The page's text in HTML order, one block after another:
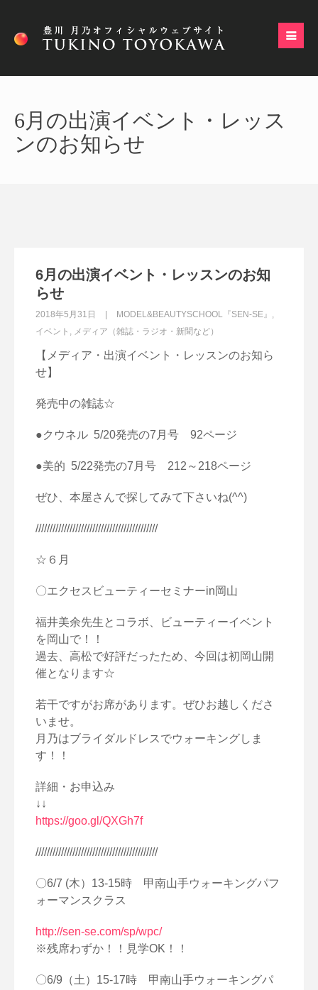
6月の出演イベント・レッス
ンのお知らせ
6月の出演イベント・レッスンのお知
らせ
2018年5月31日 MODEL&BEAUTYSCHOOL『SEN-SE』 ,
イベント , メディア（雑誌・ラジオ・新聞など）
【メディア・出演イベント・レッスンのお知ら
せ】
発売中の雑誌☆
●クウネル 5/20発売の7月号 92ページ
●美的 5/22発売の7月号 212～218ページ
ぜひ、本屋さんで探してみて下さいね(^^)
///////////////////////////////////////////
☆６月
〇エクセスビューティーセミナーin岡山
福井美余先生とコラボ、ビューティーイベント
を岡山で！！
過去、高松で好評だったため、今回は初岡山開
催となります☆
若干ですがお席があります。ぜひお越しくださ
いませ。
月乃はブライダルドレスでウォーキングしま
す！！
詳細・お申込み
↓↓
https://goo.gl/QXGh7f
///////////////////////////////////////////
〇6/7 (木）13-15時 甲南山手ウォーキングパフ
ォーマンスクラス
http://sen-se.com/sp/wpc/
※残席わずか！！見学OK！！
〇6/9（土）15-17時 甲南山手ウォーキングパ